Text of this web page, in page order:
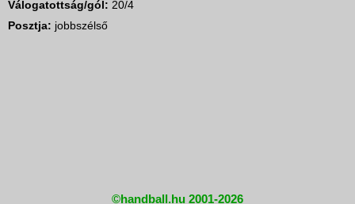
Válogatottság/gól: 20/4
Posztja: jobbszélső
©handball.hu 2001-2026